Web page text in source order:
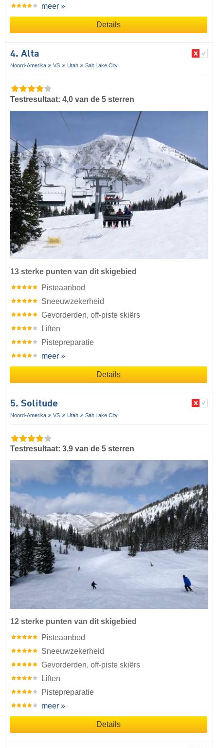
meer »
Details
4. Alta
Noord-Amerika VS Utah Salt Lake City
Testresultaat: 4,0 van de 5 sterren
13 sterke punten van dit skigebied
Pisteaanbod
Sneeuwzekerheid
Gevorderden, off-piste skiërs
Liften
Pistepreparatie
meer »
Details
5. Solitude
Noord-Amerika VS Utah Salt Lake City
Testresultaat: 3,9 van de 5 sterren
12 sterke punten van dit skigebied
Pisteaanbod
Sneeuwzekerheid
Gevorderden, off-piste skiërs
Liften
Pistepreparatie
meer »
Details